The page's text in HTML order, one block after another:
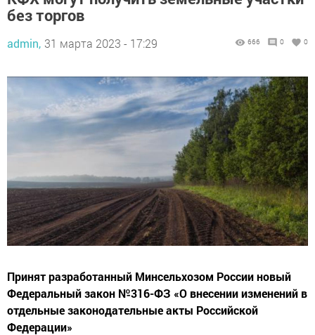
без торгов
admin, 31 марта 2023 - 17:29 666 0 0
Принят разработанный Минсельхозом России новый
Федеральный закон №316-ФЗ «О внесении изменений в
отдельные законодательные акты Российской
Федерации»